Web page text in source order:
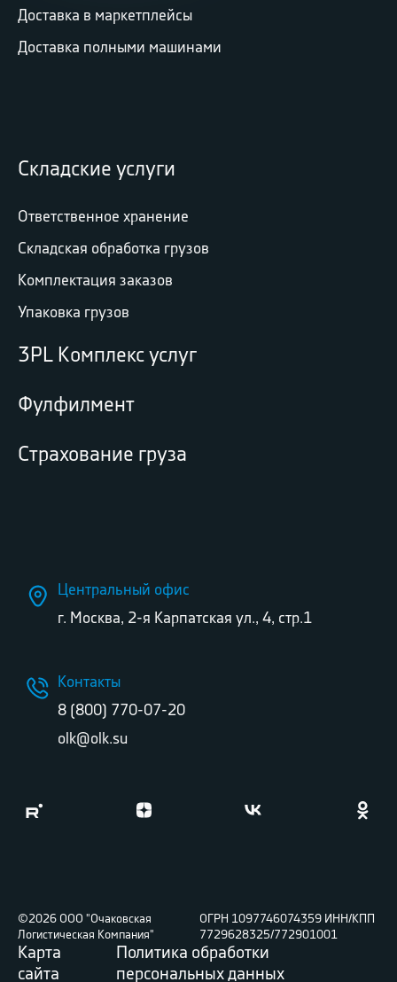
Доставка в маркетплейсы
Доставка полными машинами
Складские услуги
Ответственное хранение
Складская обработка грузов
Комплектация заказов
Упаковка грузов
3PL Комплекс услуг
Фулфилмент
Страхование груза
Центральный офис
г. Москва, 2-я Карпатская ул., 4, стр.1
Контакты
8 (800) 770-07-20
olk@olk.su
©2026 ООО "Очаковская
Логистическая Компания"
ОГРН 1097746074359 ИНН/КПП
7729628325/772901001
Карта
сайта
Политика обработки
персональных данных